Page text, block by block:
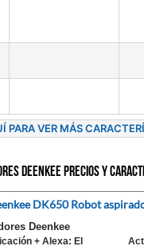
PARA VER MÁS
Deenkee precios y
DK650 Robot
Deenkee
+ Alexa: El